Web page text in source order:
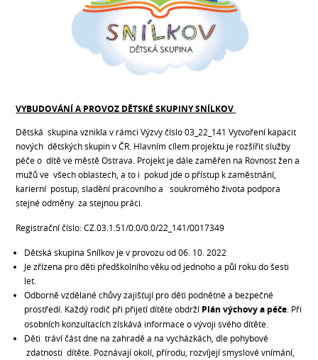
VYBUDOVÁNÍ A PROVOZ DĚTSKÉ SKUPINY SNÍLKOV
Dětská skupina vznikla v rámci Výzvy číslo 03_22_141 Vytvoření kapacit
nových dětských skupin v ČR. Hlavním cílem projektu je rozšířit služby
péče o dítě ve městě Ostrava. Projekt je dále zaměřen na Rovnost žen a
mužů ve všech oblastech, a to i pokud jde o přístup k zaměstnání,
karierní postup, sladění pracovního a soukromého života podpora
stejné odměny za stejnou práci.
Registrační číslo: CZ.03.1.51/0.0/0.0/22_141/0017349
Dětská skupina Snílkov je v provozu od 06. 10. 2022
Je zřízena pro děti předškolního věku od jednoho a půl roku do šesti
let.
Odborně vzdělané chůvy zajišťují pro děti podnětné a bezpečné
prostředí. Každý rodič při přijetí dítěte obdrží Plán výchovy a péče . Při
osobních konzultacích získává informace o vývoji svého dítěte.
Děti tráví část dne na zahradě a na vycházkách, dle pohybové
zdatnosti dítěte. Poznávají okolí, přírodu, rozvíjejí smyslové vnímání,